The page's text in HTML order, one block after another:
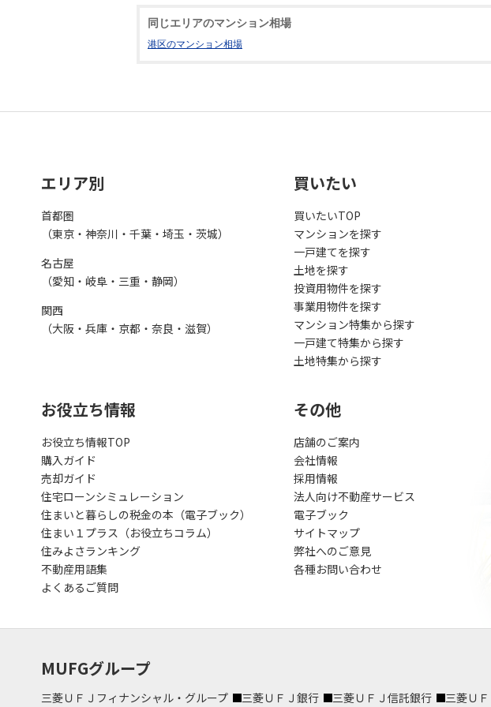
同じエリアのマンション相場
港区のマンション相場
エリア別
首都圏
（東京・神奈川・千葉・埼玉・茨城）
名古屋
（愛知・岐阜・三重・静岡）
関西
（大阪・兵庫・京都・奈良・滋賀）
買いたい
買いたいTOP
マンションを探す
一戸建てを探す
土地を探す
投資用物件を探す
事業用物件を探す
マンション特集から探す
一戸建て特集から探す
土地特集から探す
お役立ち情報
お役立ち情報TOP
購入ガイド
売却ガイド
住宅ローンシミュレーション
住まいと暮らしの税金の本（電子ブック）
住まい１プラス（お役立ちコラム）
住みよさランキング
不動産用語集
よくあるご質問
その他
店舗のご案内
会社情報
採用情報
法人向け不動産サービス
電子ブック
サイトマップ
弊社へのご意見
各種お問い合わせ
MUFGグループ
三菱ＵＦＪフィナンシャル・グループ 三菱ＵＦＪ銀行 三菱ＵＦＪ信託銀行 三菱Ｕ